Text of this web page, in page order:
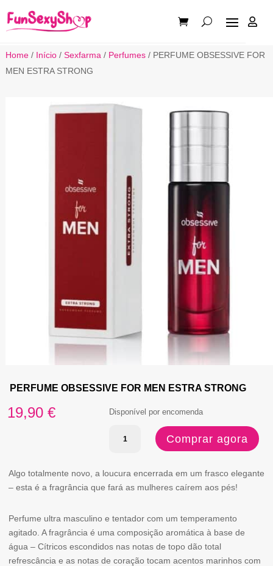

Home/ Início/ Sexfarma / Perfumes/ PERFUME OBSESSIVE FOR
MEN ESTRA STRONG
PERFUME OBSESSIVE FOR MEN ESTRA STRONG
19,90 € Disponível por encomenda
Quantidade
PERFUME
OBSESSIVE
MEN
ESTRA
Comprar agora
Algo totalmente novo, a loucura encerrada em um frasco elegante
– esta é a fragrância que fará as mulheres caírem aos pés!
Perfume ultra masculino e tentador com um temperamento
agitado. A fragrância é uma composição aromática à base de
água – Cítricos escondidos nas notas de topo dão total
refrescância e as notas de coração tocam acentos marinhos com